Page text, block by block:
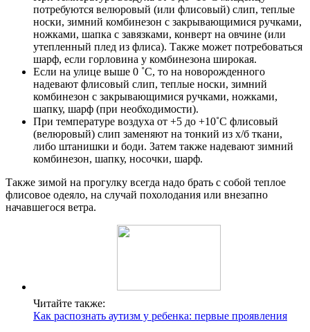
потребуются велюровый (или флисовый) слип, теплые
носки, зимний комбинезон с закрывающимися ручками,
ножками, шапка с завязками, конверт на овчине (или
утепленный плед из флиса). Также может потребоваться
шарф, если горловина у комбинезона широкая.
Если на улице выше 0 ˚С, то на новорожденного
надевают флисовый слип, теплые носки, зимний
комбинезон с закрывающимися ручками, ножками,
шапку, шарф (при необходимости).
При температуре воздуха от +5 до +10˚С флисовый
(велюровый) слип заменяют на тонкий из х/б ткани,
либо штанишки и боди. Затем также надевают зимний
комбинезон, шапку, носочки, шарф.
Также зимой на прогулку всегда надо брать с собой теплое
флисовое одеяло, на случай похолодания или внезапно
начавшегося ветра.
Читайте также:
Как распознать аутизм у ребенка: первые проявления